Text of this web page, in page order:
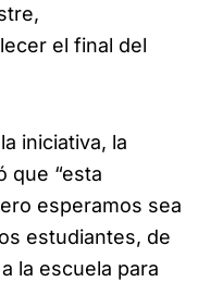
el final del
iniciativa, la
que “esta
esperamos sea
estudiantes, de
la escuela para